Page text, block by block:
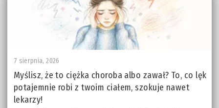
7 sierpnia, 2026
Myślisz, że to ciężka choroba albo zawał? To, co lęk
potajemnie robi z twoim ciałem, szokuje nawet
lekarzy!